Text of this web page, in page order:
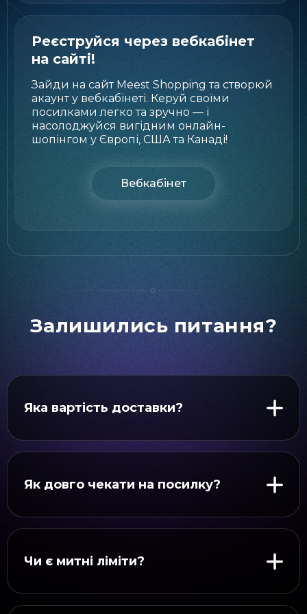
Реєструйся через вебкабінет
на сайті!
Зайди на сайт Meest Shopping та створюй
акаунт у вебкабінеті. Керуй своїми
посилками легко та зручно — і
насолоджуйся вигідним онлайн-
шопінгом у Європі, США та Канаді!
Вебкабінет
Залишились питання?
Яка вартість доставки?
Як довго чекати на посилку?
Чи є митні ліміти?